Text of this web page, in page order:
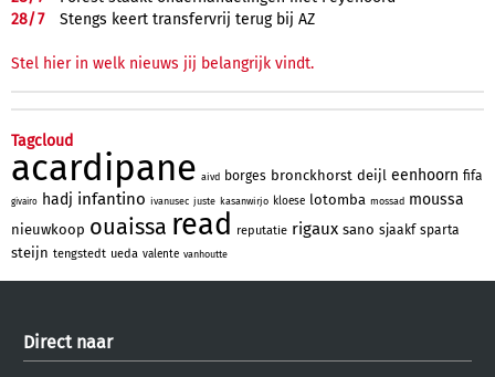
28/7 Stengs keert transfervrij terug bij AZ
Stel hier in welk nieuws jij belangrijk vindt.
Tagcloud
acardipane aivd borges bronckhorst deijl eenhoorn fifa
givairo hadj infantino ivanusec juste kasanwirjo kloese lotomba mossad moussa
nieuwkoop ouaissa read reputatie rigaux sano sjaakf sparta
steijn tengstedt ueda valente vanhoutte
Direct naar